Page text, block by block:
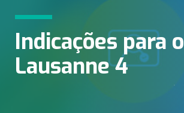
Indicações para o
Lausanne 4